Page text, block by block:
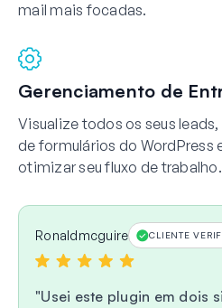
mail mais focadas.
Gerenciamento de
Visualize todos os seus
de formulários do WordPress
otimizar seu fluxo de trabalho.
Ronaldmcguire CLIENTE
Usei este plugin em dois